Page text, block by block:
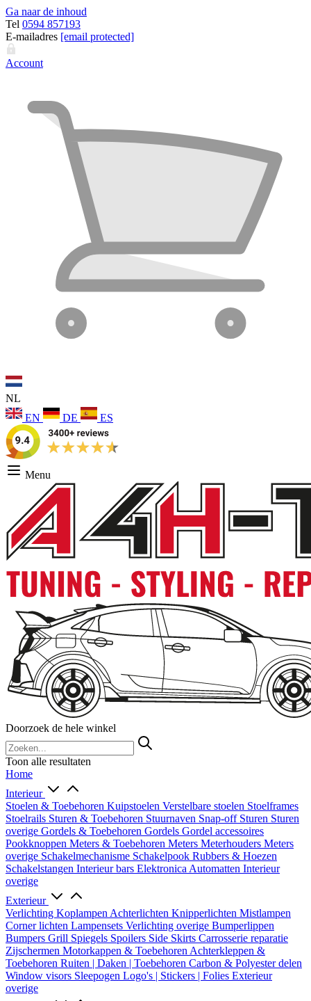
Ga naar de inhoud
Tel 0594 857193
E-mailadres [email protected]
Account
NL
EN
DE ES
Menu
Doorzoek de hele winkel
Toon alle resultaten
Home
Interieur
Stoelen & Toebehoren Kuipstoelen Verstelbare stoelen Stoelframes
Stoelrails Sturen & Toebehoren Stuurnaven Snap-off Sturen Sturen
overige Gordels & Toebehoren Gordels Gordel accessoires
Pookknoppen Meters & Toebehoren Meters Meterhouders Meters
overige Schakelmechanisme Schakelpook Rubbers & Hoezen
Schakelstangen Interieur bars Elektronica Automatten Interieur
overige
Exterieur
Verlichting Koplampen Achterlichten Knipperlichten Mistlampen
Corner lichten Lampensets Verlichting overige Bumperlippen
Bumpers Grill Spiegels Spoilers Side Skirts Carrosserie reparatie
Zijschermen Motorkappen & Toebehoren Achterkleppen &
Toebehoren Ruiten | Daken | Toebehoren Carbon & Polyester delen
Window visors Sleepogen Logo's | Stickers | Folies Exterieur
overige